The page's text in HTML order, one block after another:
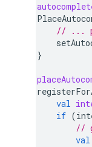
// ...
}
val
if (
//
val